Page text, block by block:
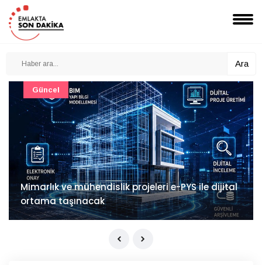
Ara
Mimarlık ve mühendislik projeleri e-PYS ile dijital
ortama taşınacak
Güncel